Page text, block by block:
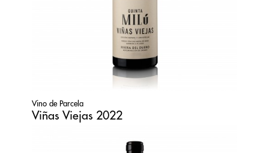
Vino de Parcela
Viñas Viejas 2022